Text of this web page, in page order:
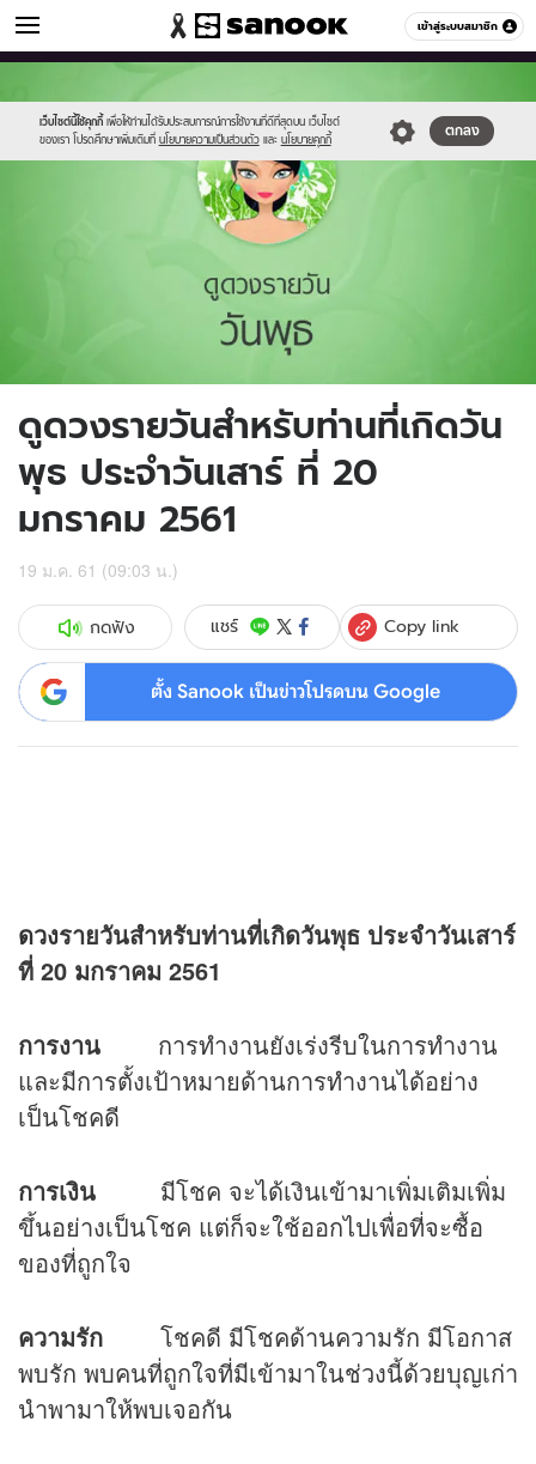
เข้าสู่ระบบสมาชิก
ดูดวง หมวดอื่นๆ
เว็บไซต์นี้ใช้คุกกี้ เพื่อให้ท่านได้รับประสบการณ์การใช้งานที่ดีที่สุดบน เว็บไซต์
ของเรา โปรดศึกษาเพิ่มเติมที่ นโยบายความเป็นส่วนตัว และ นโยบายคุกกี้
ตกลง
//s.isanook.com/sr/0/images/logo-
new-
sanook.png
//s.isanook.com/ho/0/ud/fxd/day/4_wed.jpg
ดูดวงรายวันสำหรับท่านที่เกิดวัน
พุธ ประจำวันเสาร์ ที่ 20
มกราคม 2561
19 ม.ค. 61 (09:03 น.)
กดฟัง แชร์ Copy link
ตั้ง Sanook เป็นข่าวโปรดบน Google
ดวงรายวันสำหรับท่านที่เกิดวันพุธ ประจำวันเสาร์
ที่ 20 มกราคม 2561
การงาน การทำงานยังเร่งรีบในการทำงาน
และมีการตั้งเป้าหมายด้านการทำงานได้อย่าง
เป็นโชคดี
การเงิน
มีโชค จะได้เงินเข้ามาเพิ่มเติมเพิ่ม
ขึ้นอย่างเป็นโชค แต่ก็จะใช้ออกไปเพื่อที่จะซื้อ
ของที่ถูกใจ
ความรัก
โชคดี มีโชคด้านความรัก มีโอกาส
พบรัก พบคนที่ถูกใจที่มีเข้ามาในช่วงนี้ด้วยบุญเก่า
นำพามาให้พบเจอกัน